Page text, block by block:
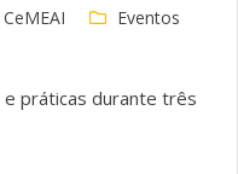
Eventos
práticas durante três